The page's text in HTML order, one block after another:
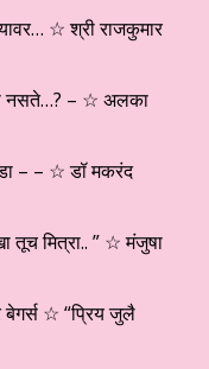
☆ श्री राजकुमार
नसते…? – ☆ अलका
– – ☆ डॉ मकरंद
तूच मित्रा.. ” ☆ मंजुषा
बेगर्स ☆ “प्रिय जुलै